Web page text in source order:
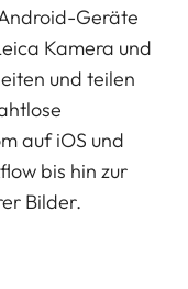
Geräte
Kamera und
und teilen
auf iOS und
bis hin zur
Bilder.